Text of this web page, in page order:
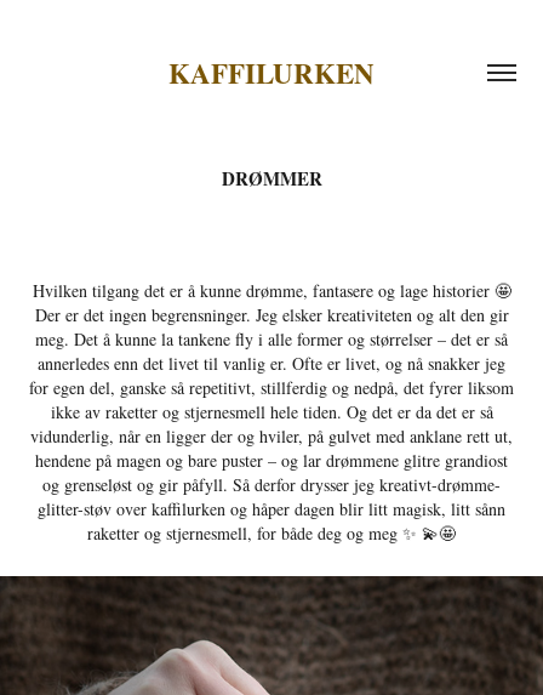
KAFFILURKEN
DRØMMER
Hvilken tilgang det er å kunne drømme, fantasere og lage historier 🤩
Der er det ingen begrensninger. Jeg elsker kreativiteten og alt den gir
meg. Det å kunne la tankene fly i alle former og størrelser – det er så
annerledes enn det livet til vanlig er. Ofte er livet, og nå snakker jeg
for egen del, ganske så repetitivt, stillferdig og nedpå, det fyrer liksom
ikke av raketter og stjernesmell hele tiden. Og det er da det er så
vidunderlig, når en ligger der og hviler, på gulvet med anklane rett ut,
hendene på magen og bare puster – og lar drømmene glitre grandiost
og grenseløst og gir påfyll. Så derfor drysser jeg kreativt-drømme-
glitter-støv over kaffilurken og håper dagen blir litt magisk, litt sånn
raketter og stjernesmell, for både deg og meg ✨ 💫🤩⁠